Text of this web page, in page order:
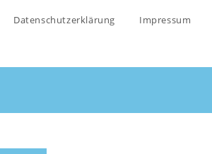
Datenschutzerklärung Impressum